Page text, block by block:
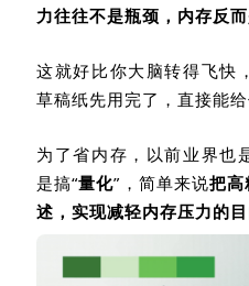
力往往不是瓶颈，内存反而
这就好比你大脑转得飞快
草稿纸先用完了，直接能给
为了省内存，以前业界也
是搞“量化”，简单来说把高
述，实现减轻内存压力的